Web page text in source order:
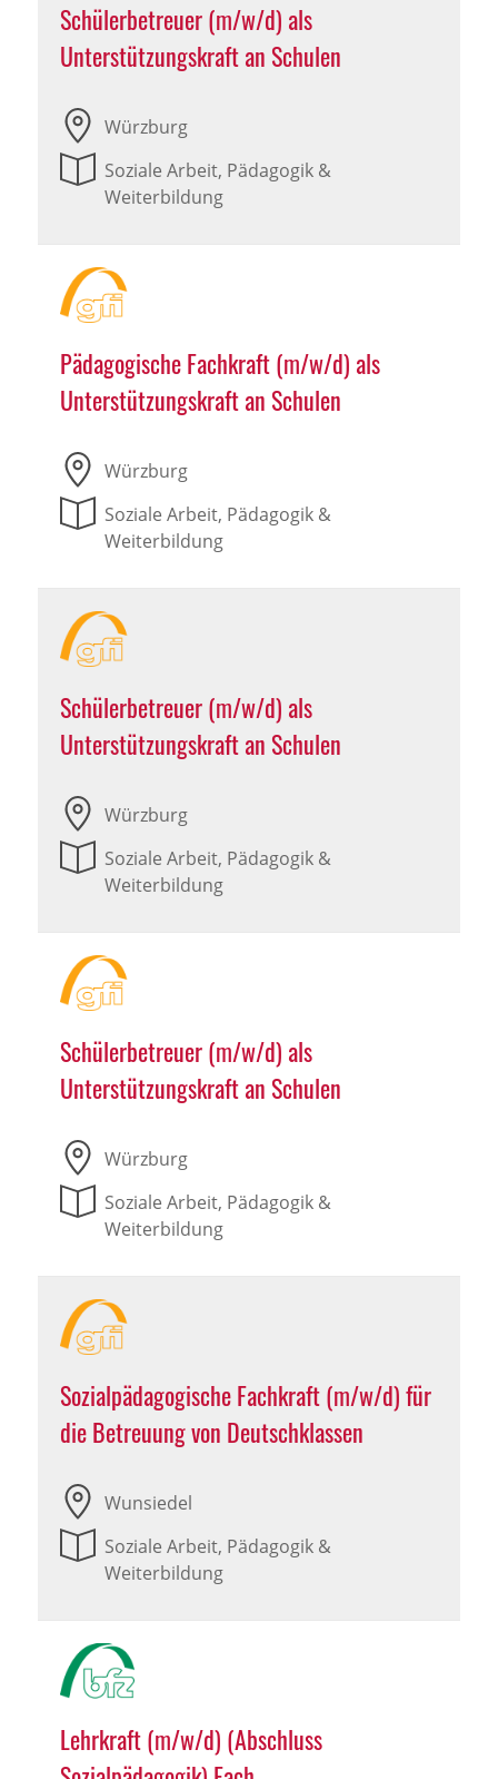
Schülerbetreuer (m/w/d) als
Unterstützungskraft an Schulen
Würzburg
Soziale Arbeit, Pädagogik &
Weiterbildung
Pädagogische Fachkraft (m/w/d) als
Unterstützungskraft an Schulen
Würzburg
Soziale Arbeit, Pädagogik &
Weiterbildung
Schülerbetreuer (m/w/d) als
Unterstützungskraft an Schulen
Würzburg
Soziale Arbeit, Pädagogik &
Weiterbildung
Schülerbetreuer (m/w/d) als
Unterstützungskraft an Schulen
Würzburg
Soziale Arbeit, Pädagogik &
Weiterbildung
Sozialpädagogische Fachkraft (m/w/d) für
die Betreuung von Deutschklassen
Wunsiedel
Soziale Arbeit, Pädagogik &
Weiterbildung
Lehrkraft (m/w/d) (Abschluss